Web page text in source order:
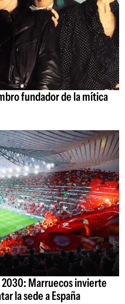
fundador de la mítica
2030: Marruecos invierte
la sede a España